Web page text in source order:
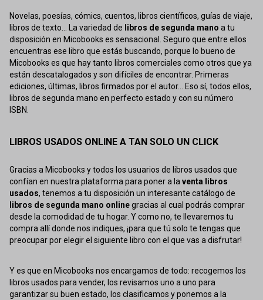
Novelas, poesías, cómics, cuentos, libros científicos, guías de viaje,
libros de texto... La variedad de libros de segunda mano a tu
disposición en Micobooks es sensacional. Seguro que entre ellos
encuentras ese libro que estás buscando, porque lo bueno de
Micobooks es que hay tanto libros comerciales como otros que ya
están descatalogados y son difíciles de encontrar. Primeras
ediciones, últimas, libros firmados por el autor... Eso sí, todos ellos,
libros de segunda mano en perfecto estado y con su número
ISBN.
LIBROS USADOS ONLINE A TAN SOLO UN CLICK
Gracias a Micobooks y todos los usuarios de libros usados que
confían en nuestra plataforma para poner a laventa libros
usados, tenemos a tu disposición un interesante catálogo de
libros de segunda mano onlinegracias al cual podrás comprar
desde la comodidad de tu hogar. Y como no, te llevaremos tu
compra allí donde nos indiques, ¡para que tú solo te tengas que
preocupar por elegir el siguiente libro con el que vas a disfrutar!
Y es que en Micobooks nos encargamos de todo: recogemos los
libros usados para vender, los revisamos uno a uno para
garantizar su buen estado, los clasificamos y ponemos a la